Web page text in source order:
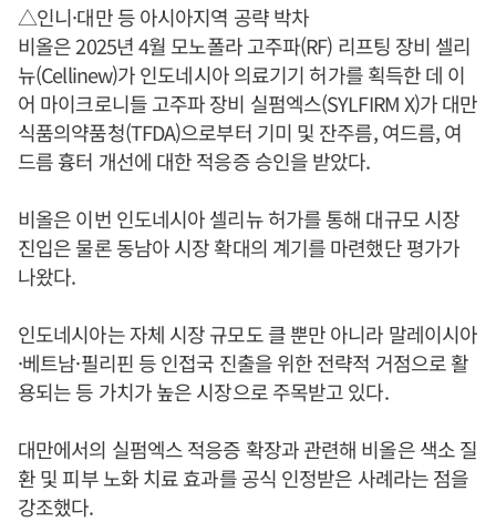
△인니·대만 등 아시아지역 공략 박차
비올은 2025년 4월 모노폴라 고주파(RF) 리프팅 장비 셀리
뉴(Cellinew)가 인도네시아 의료기기 허가를 획득한 데 이
어 마이크로니들 고주파 장비 실펌엑스(SYLFIRM X)가 대만
식품의약품청(TFDA)으로부터 기미 및 잔주름, 여드름, 여
드름 흉터 개선에 대한 적응증 승인을 받았다.
비올은 이번 인도네시아 셀리뉴 허가를 통해 대규모 시장
진입은 물론 동남아 시장 확대의 계기를 마련했단 평가가
나왔다.
인도네시아는 자체 시장 규모도 클 뿐만 아니라 말레이시아
·베트남·필리핀 등 인접국 진출을 위한 전략적 거점으로 활
용되는 등 가치가 높은 시장으로 주목받고 있다.
대만에서의 실펌엑스 적응증 확장과 관련해 비올은 색소 질
환 및 피부 노화 치료 효과를 공식 인정받은 사례라는 점을
강조했다.